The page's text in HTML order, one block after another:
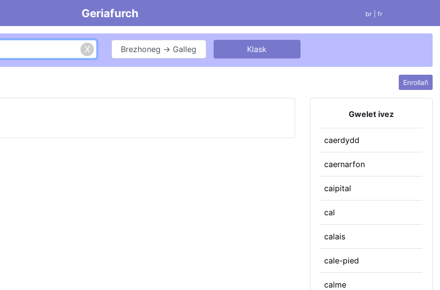
Geriafurch br | fr
Brezhoneg → Galleg
Enrollañ
Gwelet ivez
caerdydd
caernarfon
caipital
cal
calais
cale-pied
calme